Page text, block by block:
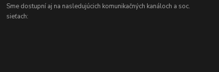
Sme dostupní aj na nasledujúcich komunikačných kanáloch a soc.
sieťach: